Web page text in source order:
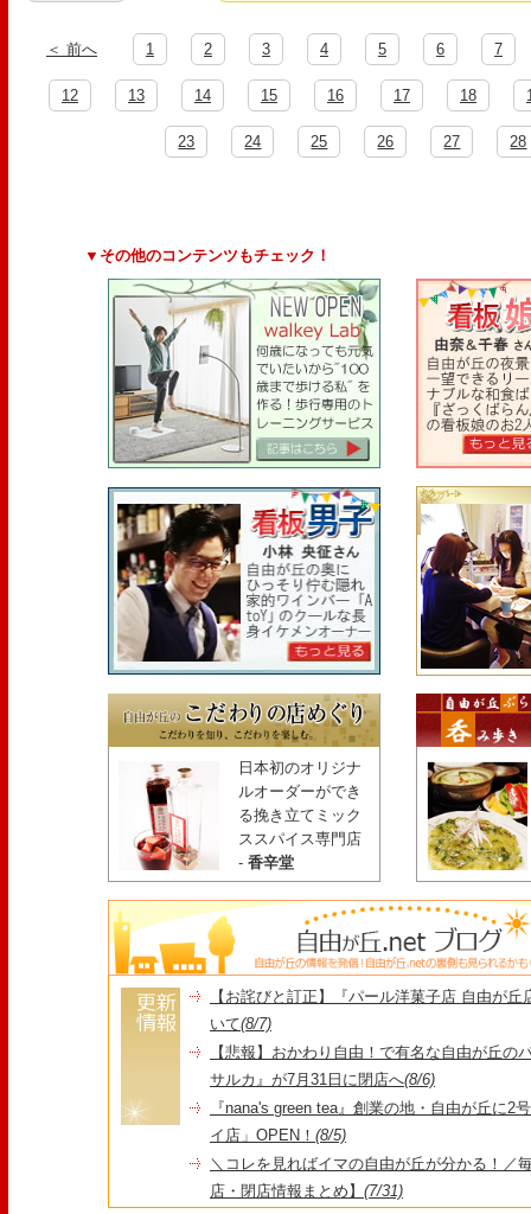
＜ 前へ 1 2 3 4 5 6 7
12 13 14 15 16 17 18
23 24 25 26 27 28
▼その他のコンテンツもチェック！
日本初のオリジナ
ルオーダーができ
る挽き立てミック
ススパイス専門店
- 香辛堂
【お詫びと訂正】『パール洋菓子店 自由が
いて(8/7)
【悲報】おかわり自由！で有名な自由が丘の
サルカ』が7月31日に閉店へ(8/6)
『nana's green tea』創業の地・自由が丘に2
イ店」OPEN！ (8/5)
＼コレを見ればイマの自由が丘が分かる！／
店・閉店情報まとめ】 (7/31)